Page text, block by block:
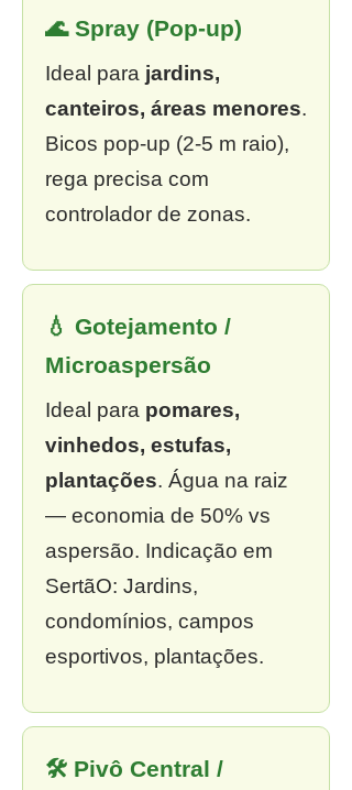
🌊 Spray (Pop-up)
Ideal para jardins,
canteiros, áreas menores.
Bicos pop-up (2-5 m raio),
rega precisa com
controlador de zonas.
💧 Gotejamento /
Microaspersão
Ideal para pomares,
vinhedos, estufas,
plantações. Água na raiz
— economia de 50% vs
aspersão. Indicação em
SertãO: Jardins,
condomínios, campos
esportivos, plantações.
🛠 Pivô Central /